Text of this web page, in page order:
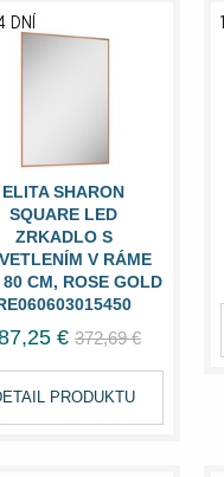
ELITA SHARON
SQUARE LED
ZRKADLO S
V RÁME
80 CM, ROSE GOLD
DNÍ
€ 372,69 €
PRODUKTU